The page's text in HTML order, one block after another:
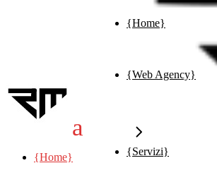
{Home}
{Web Agency}
{Servizi}
{Home}